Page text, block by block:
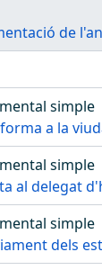
de
simple
de Fàbregas de la
simple
d'hisenda sobre
simple
dels estatus